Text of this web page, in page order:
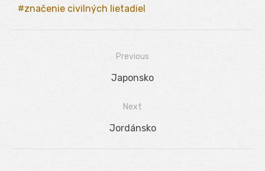
značenie civilných lietadiel
Previous
Previous
Japonsko
Next
Next
Jordánsko